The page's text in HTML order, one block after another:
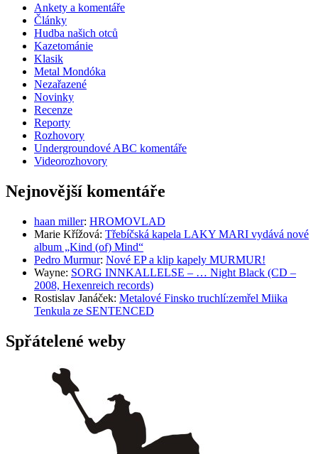
Ankety a komentáře
Články
Hudba našich otců
Kazetománie
Klasik
Metal Mondóka
Nezařazené
Novinky
Recenze
Reporty
Rozhovory
Undergroundové ABC komentáře
Videorozhovory
Nejnovější komentáře
haan miller: HROMOVLAD
Marie Křížová: Třebíčská kapela LAKY MARI vydává nové
album „Kind (of) Mind“
Pedro Murmur: Nové EP a klip kapely MURMUR!
Wayne: SORG INNKALLELSE – … Night Black (CD –
2008, Hexenreich records)
Rostislav Janáček: Metalové Finsko truchlí:zemřel Miika
Tenkula ze SENTENCED
Spřátelené weby